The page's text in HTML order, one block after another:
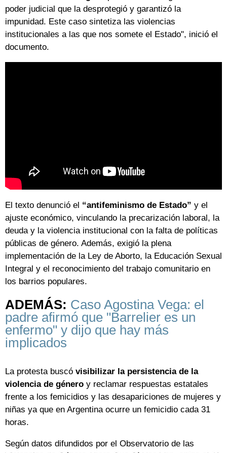
poder judicial que la desprotegió y garantizó la
impunidad. Este caso sintetiza las violencias
institucionales a las que nos somete el Estado", inició el
documento.
El texto denunció el “antifeminismo de Estado” y el
ajuste económico, vinculando la precarización laboral, la
deuda y la violencia institucional con la falta de políticas
públicas de género. Además, exigió la plena
implementación de la Ley de Aborto, la Educación Sexual
Integral y el reconocimiento del trabajo comunitario en
los barrios populares.
ADEMÁS: Caso Agostina Vega: el
padre afirmó que "Barrelier es un
enfermo" y dijo que hay más
implicados
La protesta buscó visibilizar la persistencia de la
violencia de género y reclamar respuestas estatales
frente a los femicidios y las desapariciones de mujeres y
niñas ya que en Argentina ocurre un femicidio cada 31
horas.
Según datos difundidos por el Observatorio de las